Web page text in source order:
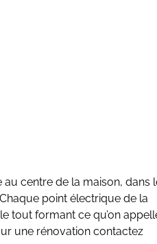
au centre de la maison, dans
point électrique de la
tout formant ce qu’on
une rénovation contactez